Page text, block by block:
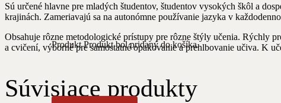
ProduktProduktbol pridaný do košíka.
Sú určené hlavne pre mladých študentov, študentov vysokých škôl a
krajinách. Zameriavajú sa na autonómne používanie jazyka v
Obsahuje rôzne metodologické prístupy pre rôzne štýly učenia. Rýchly
a cvičení, výborné pre samostatné opakovanie a prehlbovanie učiva. K
Súvisiace produkty